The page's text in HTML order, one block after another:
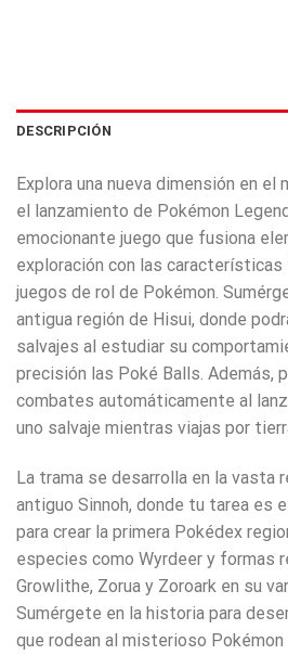
DESCRIPCIÓN
Explora una nueva dimensión en el
el lanzamiento de Pokémon
emocionante juego que fusiona
exploración con las
juegos de rol de Pokémon.
antigua región de Hisui, donde
salvajes al estudiar su
precisión las Poké Balls. Además,
combates automáticamente al
uno salvaje mientras viajas por
La trama se desarrolla en la vasta
antiguo Sinnoh, donde tu tarea es
para crear la primera Pokédex
especies como Wyrdeer y formas
Growlithe, Zorua y Zoroark en su
Sumérgete en la historia para
que rodean al misterioso Pokémon